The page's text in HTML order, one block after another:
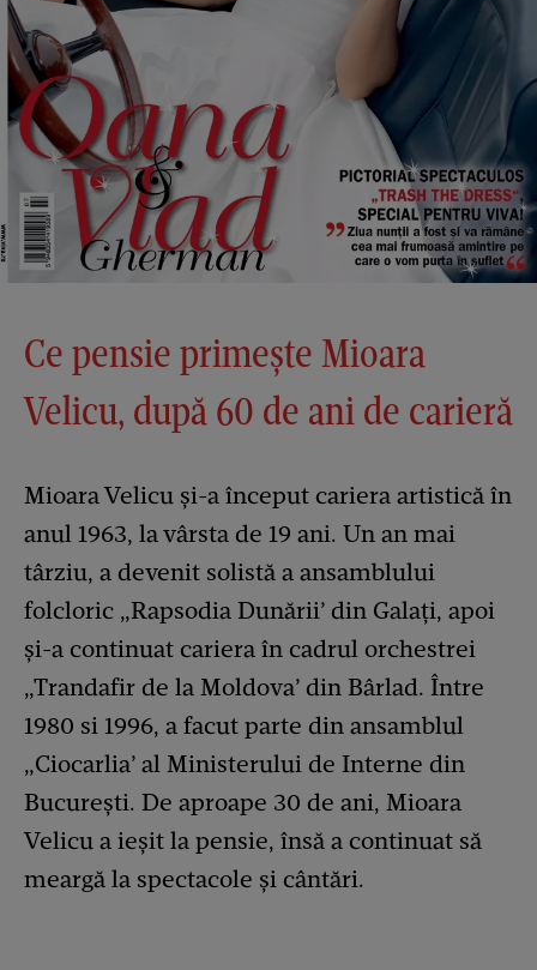
Ce pensie primește Mioara
Velicu, după 60 de ani de carieră
Mioara Velicu și-a început cariera artistică în
anul 1963, la vârsta de 19 ani. Un an mai
târziu, a devenit solistă a ansamblului
folcloric „Rapsodia Dunării’ din Galați, apoi
și-a continuat cariera în cadrul orchestrei
„Trandafir de la Moldova’ din Bârlad. Între
1980 si 1996, a facut parte din ansamblul
„Ciocarlia’ al Ministerului de Interne din
București. De aproape 30 de ani, Mioara
Velicu a ieșit la pensie, însă a continuat să
meargă la spectacole și cântări.